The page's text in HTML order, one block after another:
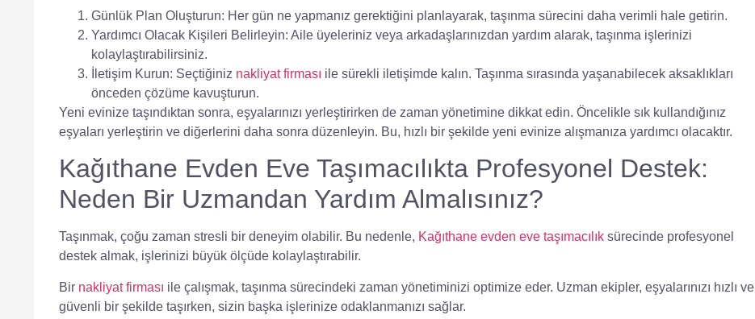
Günlük Plan Oluşturun: Her gün ne yapmanız gerektiğini planlayarak, taşınma sürecini daha verimli hale getirin.
Yardımcı Olacak Kişileri Belirleyin: Aile üyeleriniz veya arkadaşlarınızdan yardım alarak, taşınma işlerinizi
kolaylaştırabilirsiniz.
İletişim Kurun: Seçtiğiniz nakliyat firması ile sürekli iletişimde kalın. Taşınma sırasında yaşanabilecek aksaklıkları
önceden çözüme kavuşturun.
Yeni evinize taşındıktan sonra, eşyalarınızı yerleştirirken de zaman yönetimine dikkat edin. Öncelikle sık kullandığınız
eşyaları yerleştirin ve diğerlerini daha sonra düzenleyin. Bu, hızlı bir şekilde yeni evinize alışmanıza yardımcı olacaktır.
Kağıthane Evden Eve Taşımacılıkta Profesyonel Destek:
Neden Bir Uzmandan Yardım Almalısınız?
Taşınmak, çoğu zaman stresli bir deneyim olabilir. Bu nedenle, Kağıthane evden eve taşımacılık sürecinde profesyonel
destek almak, işlerinizi büyük ölçüde kolaylaştırabilir.
Bir nakliyat firması ile çalışmak, taşınma sürecindeki zaman yönetiminizi optimize eder. Uzman ekipler, eşyalarınızı hızlı ve
güvenli bir şekilde taşırken, sizin başka işlerinize odaklanmanızı sağlar.